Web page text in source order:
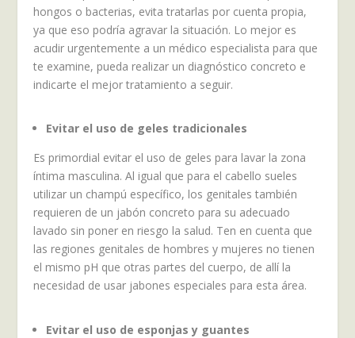
hongos o bacterias, evita tratarlas por cuenta propia,
ya que eso podría agravar la situación. Lo mejor es
acudir urgentemente a un médico especialista para que
te examine, pueda realizar un diagnóstico concreto e
indicarte el mejor tratamiento a seguir.
Evitar el uso de geles tradicionales
Es primordial evitar el uso de geles para lavar la zona
íntima masculina. Al igual que para el cabello sueles
utilizar un champú específico, los genitales también
requieren de un jabón concreto para su adecuado
lavado sin poner en riesgo la salud. Ten en cuenta que
las regiones genitales de hombres y mujeres no tienen
el mismo pH que otras partes del cuerpo, de allí la
necesidad de usar jabones especiales para esta área.
Evitar el uso de esponjas y guantes